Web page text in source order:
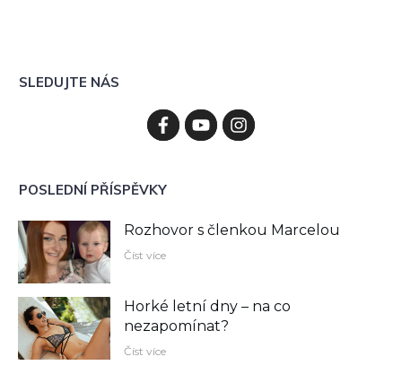
SLEDUJTE NÁS
POSLEDNÍ PŘÍSPĚVKY
Rozhovor s členkou Marcelou
Číst více
Horké letní dny – na co
nezapomínat?
Číst více